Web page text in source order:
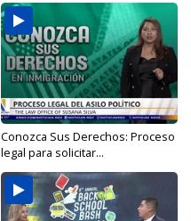
Conozca Sus Derechos: Proceso
legal para solicitar...